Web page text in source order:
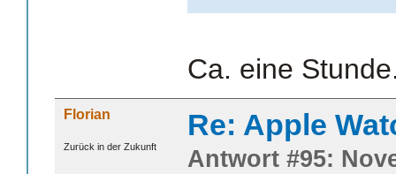
Ca. eine
Florian
Zurück in der Zukunft
Re: Apple
Antwort #95: